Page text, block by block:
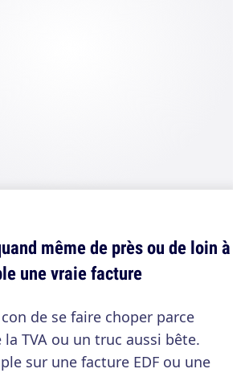
même de près ou de loin à
une vraie facture
de se faire choper parce
TVA ou un truc aussi bête.
sur une facture EDF ou une